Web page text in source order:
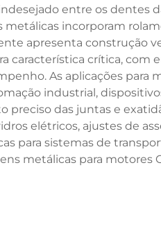
entre os dentes
incorporam
apresenta construção
característica crítica, com
As aplicações
industrial,
preciso das juntas e
elétricos, ajustes de
para sistemas de
metálicas para